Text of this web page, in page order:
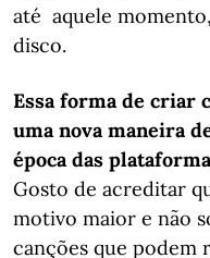
até aquele
disco.
Essa forma de criar
uma nova maneira
época das
Gosto de acreditar
motivo maior e não
canções que podem